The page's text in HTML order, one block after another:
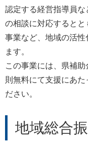
認定する経営指導員
の相談に対応すると
事業など、地域の活
ます。
この事業には、県補
則無料にて支援にあた
ださい。
地域総合